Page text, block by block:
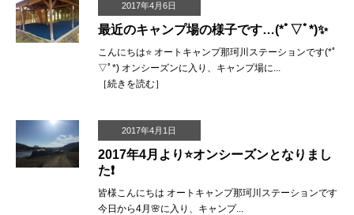
2017年4月6日
最近のキャンプ場の様子です…(*ﾟ▽ﾟ*)✨
こんにちは⭐️ オートキャンプ那珂川ステーションです(*ﾟ
▽ﾟ*) オンシーズンに入り、キャンプ場に...
［続きを読む］
2017年4月1日
2017年4月より⭐️オンシーズンとなりまし
た❗️
皆様こんにちは オートキャンプ那珂川ステーションです
今日から4月🌸に入り、キャンプ...